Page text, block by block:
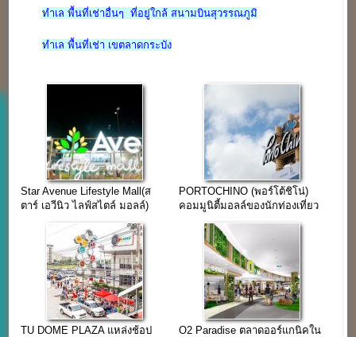
ทำเล พื้นที่เช่าอื่นๆ ที่อยู่ใกล้ สนามบินสุวรรณภูมิ
ทำเล พื้นที่เช่า เขตลาดกระบัง
Star Avenue Lifestyle Mall(ส
ตาร์ เอวีนิว ไลฟ์สไตล์ มอลล์)
PORTOCHINO (พอร์โต้ชิโน่)
คอมมูนิตี้มอลล์ของนักท่องเที่ยว
TU DOME PLAZA แหล่งช้อป O2 Paradise ตลาดออร์แกนิคใน